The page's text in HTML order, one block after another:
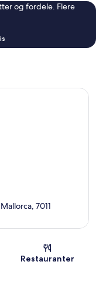
og fordele. Flere
7011
Restauranter